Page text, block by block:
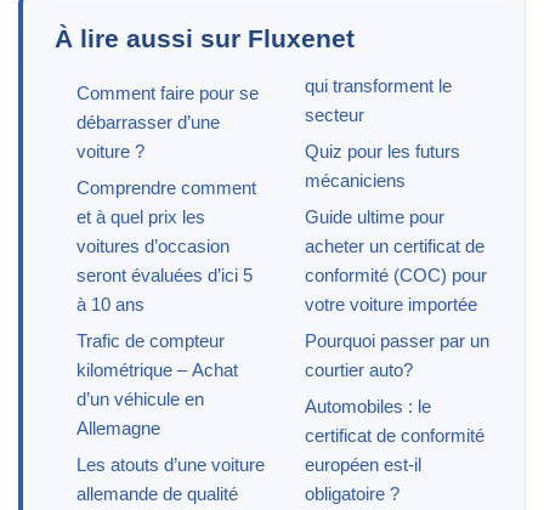
À lire aussi sur Fluxenet
Comment faire pour se
débarrasser d’une
voiture ?
Comprendre comment
et à quel prix les
voitures d’occasion
seront évaluées d’ici 5
à 10 ans
Trafic de compteur
kilométrique – Achat
d’un véhicule en
Allemagne
Les atouts d’une voiture
allemande de qualité
qui transforment le
secteur
Quiz pour les futurs
mécaniciens
Guide ultime pour
acheter un certificat de
conformité (COC) pour
votre voiture importée
Pourquoi passer par un
courtier auto?
Automobiles : le
certificat de conformité
européen est-il
obligatoire ?